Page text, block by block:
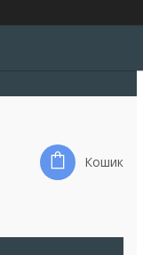
Кошик